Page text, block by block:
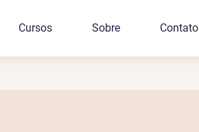
Cursos Sobre Contato